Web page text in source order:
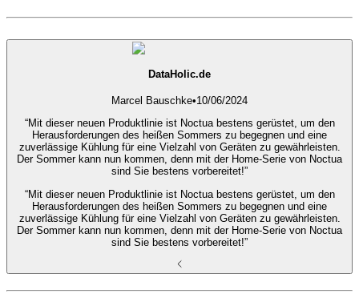
DataHolic.de
Marcel Bauschke•10/06/2024
“Mit dieser neuen Produktlinie ist Noctua bestens gerüstet, um den
Herausforderungen des heißen Sommers zu begegnen und eine
zuverlässige Kühlung für eine Vielzahl von Geräten zu gewährleisten.
Der Sommer kann nun kommen, denn mit der Home-Serie von Noctua
sind Sie bestens vorbereitet!”
“Mit dieser neuen Produktlinie ist Noctua bestens gerüstet, um den
Herausforderungen des heißen Sommers zu begegnen und eine
zuverlässige Kühlung für eine Vielzahl von Geräten zu gewährleisten.
Der Sommer kann nun kommen, denn mit der Home-Serie von Noctua
sind Sie bestens vorbereitet!”